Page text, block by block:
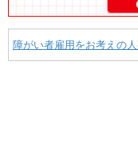
障がい者雇用をお考えの